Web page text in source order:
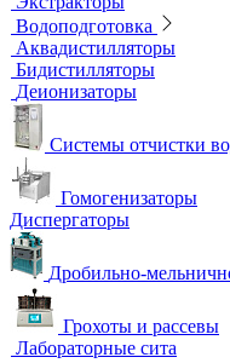
Оксиметры
Промышленные
Перемешивающие
Верхнеприводные
Центрифуги
Шейкеры и
Экстракторы
Водоподготовка
Аквадистилляторы
Бидистилляторы